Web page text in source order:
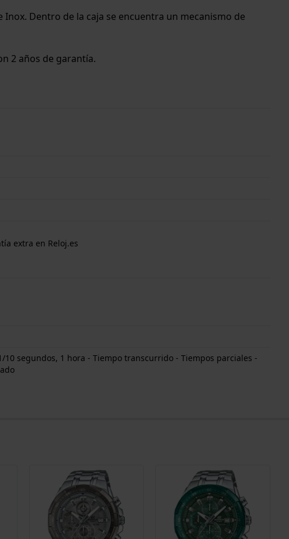
Dentro de la caja se encuentra un mecanismo de
2 años de garantía.
extra en Reloj.es
10 segundos, 1 hora - Tiempo transcurrido - Tiempos parciales -